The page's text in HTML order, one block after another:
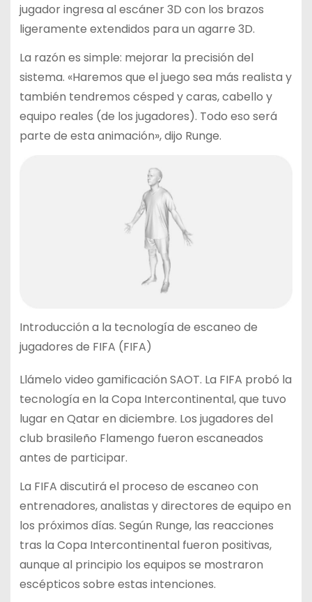
jugador ingresa al escáner 3D con los brazos
ligeramente extendidos para un agarre 3D.
La razón es simple: mejorar la precisión del
sistema. «Haremos que el juego sea más realista y
también tendremos césped y caras, cabello y
equipo reales (de los jugadores). Todo eso será
parte de esta animación», dijo Runge.
Introducción a la tecnología de escaneo de
jugadores de FIFA (FIFA)
Llámelo video gamificación SAOT. La FIFA probó la
tecnología en la Copa Intercontinental, que tuvo
lugar en Qatar en diciembre. Los jugadores del
club brasileño Flamengo fueron escaneados
antes de participar.
La FIFA discutirá el proceso de escaneo con
entrenadores, analistas y directores de equipo en
los próximos días. Según Runge, las reacciones
tras la Copa Intercontinental fueron positivas,
aunque al principio los equipos se mostraron
escépticos sobre estas intenciones.